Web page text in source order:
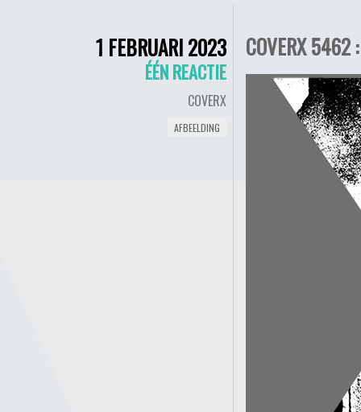
1 FEBRUARI 2023
ÉÉN REACTIE
COVERX
AFBEELDING
COVERX 5462